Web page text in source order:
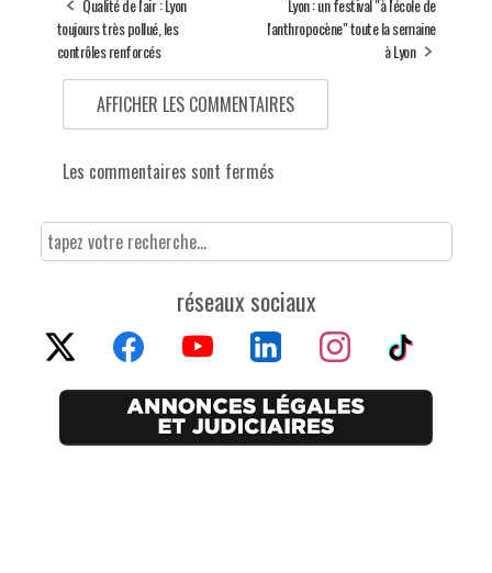
Qualité de l'air : Lyon
toujours très pollué, les
contrôles renforcés
Lyon : un festival "à l'école de
l'anthropocène" toute la semaine
à Lyon
AFFICHER LES COMMENTAIRES
Les commentaires sont fermés
réseaux sociaux